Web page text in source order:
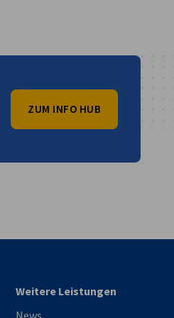
ZUM INFO HUB
Weitere Leistungen
News